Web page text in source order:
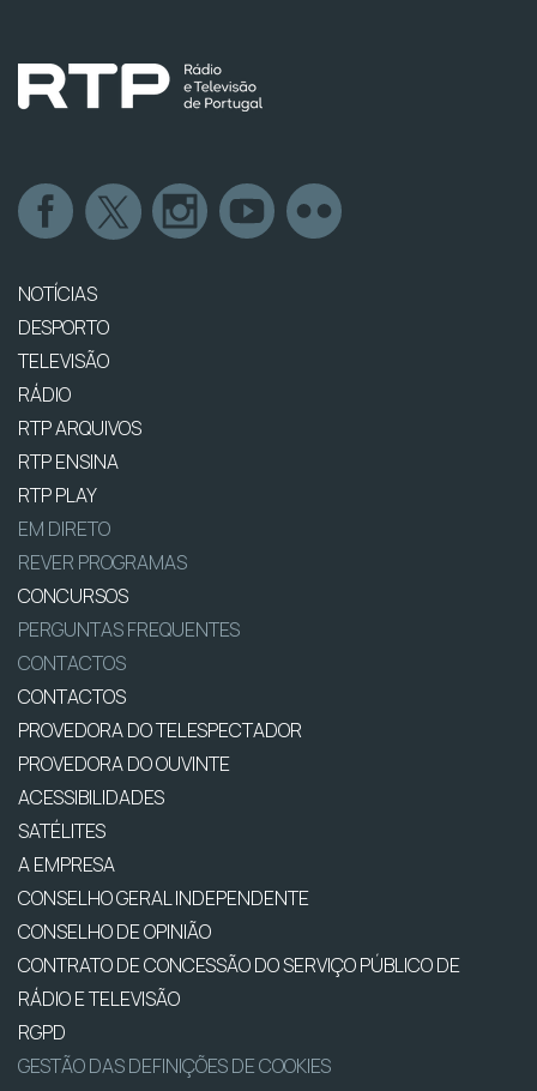
NOTÍCIAS
DESPORTO
TELEVISÃO
RÁDIO
RTP ARQUIVOS
RTP ENSINA
RTP PLAY
EM DIRETO
REVER PROGRAMAS
CONCURSOS
PERGUNTAS FREQUENTES
CONTACTOS
CONTACTOS
PROVEDORA DO TELESPECTADOR
PROVEDORA DO OUVINTE
ACESSIBILIDADES
SATÉLITES
A EMPRESA
CONSELHO GERAL INDEPENDENTE
CONSELHO DE OPINIÃO
CONTRATO DE CONCESSÃO DO SERVIÇO PÚBLICO DE
RÁDIO E TELEVISÃO
RGPD
GESTÃO DAS DEFINIÇÕES DE COOKIES